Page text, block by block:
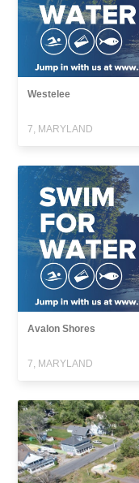
Westelee
7, MARYLAND
Avalon Shores
7, MARYLAND